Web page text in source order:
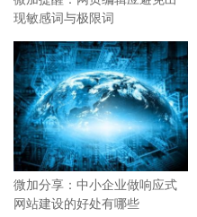
现敏感词与极限词
微加分享：中小企业做响应式
网站建设的好处有哪些